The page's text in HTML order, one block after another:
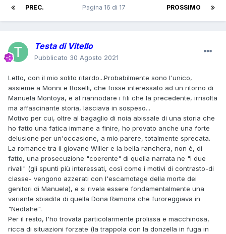
PREC. PROSSIMO
Pagina 16 di 17
Testa di Vitello
Pubblicato 30 Agosto 2021
Letto, con il mio solito ritardo...Probabilmente sono l'unico,
assieme a Monni e Boselli, che fosse interessato ad un ritorno di
Manuela Montoya, e al riannodare i fili che la precedente, irrisolta
ma affascinante storia, lasciava in sospeso...
Motivo per cui, oltre al bagaglio di noia abissale di una storia che
ho fatto una fatica immane a finire, ho provato anche una forte
delusione per un'occasione, a mio parere, totalmente sprecata.
La romance tra il giovane Willer e la bella ranchera, non è, di
fatto, una prosecuzione "coerente" di quella narrata ne "I due
rivali" (gli spunti più interessati, così come i motivi di contrasto-di
classe- vengono azzerati con l'escamotage della morte dei
genitori di Manuela), e si rivela essere fondamentalmente una
variante sbiadita di quella Dona Ramona che furoreggiava in
"Nedtahe".
Per il resto, l'ho trovata particolarmente prolissa e macchinosa,
ricca di situazioni forzate (la trappola con la donzella in fuga in